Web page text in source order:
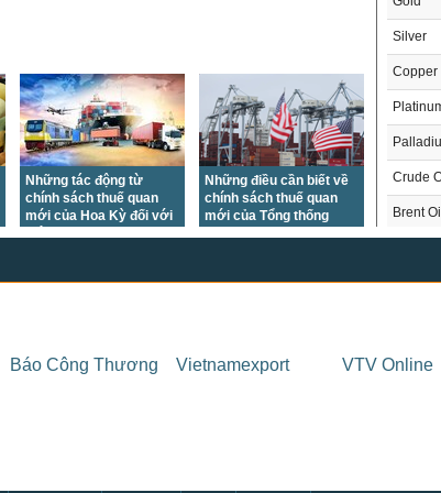
Những tác động từ
chính sách thuế quan
mới của Hoa Kỳ đối với
Những điều cần biết về
chính sách thuế quan
mới của Tổng thống
Silver
Copper
Crude
Brent
THỊ
Báo Công Thương Vietnamexport VTV Online